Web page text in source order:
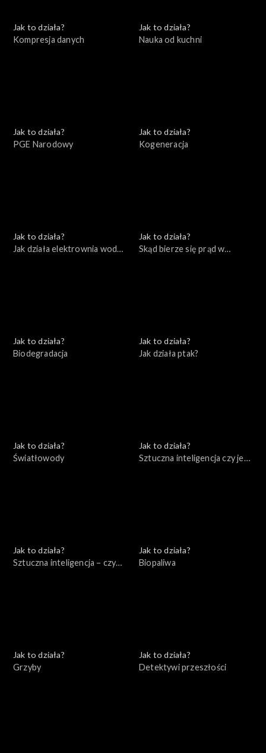
Jak to działa?
Kompresja danych
Jak to działa?
Nauka od kuchni
Jak to działa?
PGE Narodowy
Jak to działa?
Kogeneracja
Jak to działa?
Jak działa elektrownia wodna
Jak to działa?
Skąd bierze się prąd w
Jak to działa?
Biodegradacja
Jak to działa?
Jak działa ptak?
Jak to działa?
Światłowody
Jak to działa?
Sztuczna inteligencja czy jest
Jak to działa?
Sztuczna inteligencja – czy
Jak to działa?
Biopaliwa
Jak to działa?
Grzyby
Jak to działa?
Detektywi przeszłości